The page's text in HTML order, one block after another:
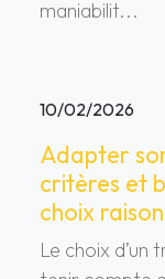
maniabilit...
10/02/2026
Adapter
critères et
choix
Le choix